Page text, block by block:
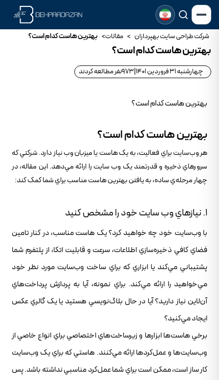
شرکت طراحی سایت بهپردازان > مقالات> بهترین هاست کدام است؟
بهترین هاست کدام است؟
چهارشنبه 31 فروردین 1401 973نفر مطالعه کردند
بهترین هاست کدام است؟
بهترين هاست کدام است؟
هر وب‌سايت براي فعاليت، به يک هاست يا ميزبان وب نياز دارد. شرکتي که
سرورهاي ذخيره و قدرتمند يک وب سايت را ارائه مي‌دهد. اين مقاله، در
چهار مرحله‌ي ساده، به يافتن بهترين هاست مناسب براي شما کمک کند:
1. نيازهاي وب سايت خود را مشخص کنيد
با وب‌سايت خود چه خواهيد کرد؟ يک هاست مناسب، در کنار تامين
فضاي کافي ذخيره‌سازي اطلاعات، سرعت و قابليت اتکا، از پلتفرم شما
پشتيباني مي‌کند يا ابزاري که براي ساخت وب‌سايت مورد نظر خود
مي‌خواهيد را ارائه مي‌کند. براي نمونه، آيا به پردازش پرداخت‌هاي
آن‌لاين نياز داريد؟ آيا در حال بلاگ‌نويسي هستيد يا يک گالري عکس
ايجاد مي‌کنيد؟
برخي هاست‌ها ابزارها و زيرساخت‌هاي اختصاصي براي انواع خاصي از
وب‌سايت‌ها و عمل‌کردها ارائه مي‌کنند. هاستي که براي يک وب‌سايت
کار ساز است، ممکن است براي شما عمل‌کرد مناسبي نداشته باشد. پس